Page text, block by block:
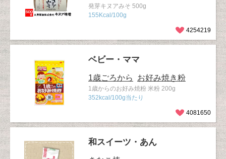
発芽キヌアみそ 500g
155Kcal/100g
4254219
ベビー・ママ
1歳ごろから お好み焼き粉
1歳からのお好み焼粉 米粉 200g
352kcal/100g当たり
4081650
和スイーツ・あん